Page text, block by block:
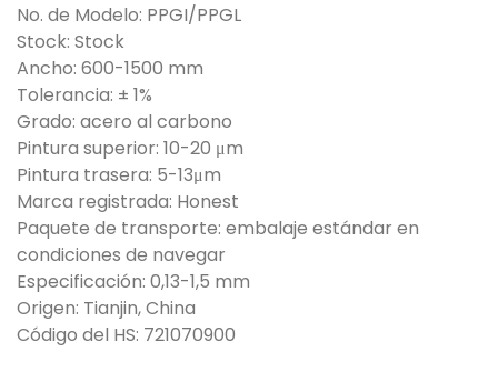
No. de Modelo: PPGI/PPGL
Stock: Stock
Ancho: 600-1500 mm
Tolerancia: ± 1%
Grado: acero al carbono
Pintura superior: 10-20 μm
Pintura trasera: 5-13μm
Marca registrada: Honest
Paquete de transporte: embalaje estándar en
condiciones de navegar
Especificación: 0,13-1,5 mm
Origen: Tianjin, China
Código del HS: 721070900